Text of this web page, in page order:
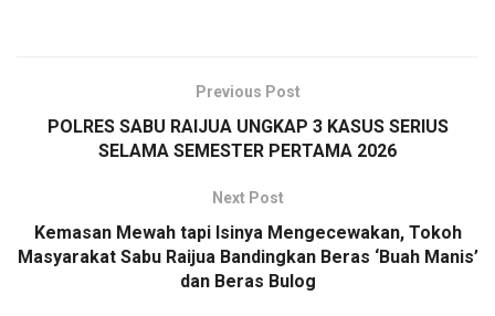
Previous Post
POLRES SABU RAIJUA UNGKAP 3 KASUS SERIUS
SELAMA SEMESTER PERTAMA 2026
Next Post
Kemasan Mewah tapi Isinya Mengecewakan, Tokoh
Masyarakat Sabu Raijua Bandingkan Beras ‘Buah Manis’
dan Beras Bulog